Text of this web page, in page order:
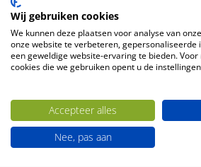
Kleur
rood groen
Bloemsoort
Lelie
kunstbloemen
Ook interessant
Wij gebruiken cookies
We kunnen deze plaatsen voor analyse van
onze website te verbeteren, gepersonaliseerde
een geweldige website-ervaring te bieden.
cookies die we gebruiken opent u de
Accepteer alles
Nee, pas aan